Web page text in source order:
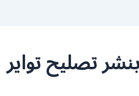
بنشر تصليح تواير